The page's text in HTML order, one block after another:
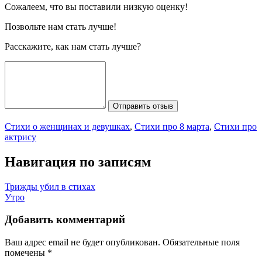
Сожалеем, что вы поставили низкую оценку!
Позвольте нам стать лучше!
Расскажите, как нам стать лучше?
Отправить отзыв
Стихи о женщинах и девушках, Стихи про 8 марта, Стихи про
актрису
Навигация по записям
Трижды убил в стихах
Утро
Добавить комментарий
Ваш адрес email не будет опубликован. Обязательные поля
помечены *